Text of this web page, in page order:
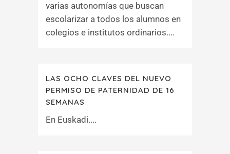
varias autonomías que buscan
escolarizar a todos los alumnos en
colegios e institutos ordinarios....
LAS OCHO CLAVES DEL NUEVO
PERMISO DE PATERNIDAD DE 16
SEMANAS
En Euskadi....